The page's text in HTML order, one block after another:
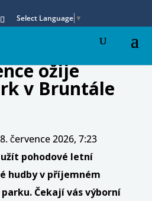
Select Language ▼
ožije
v Bruntále
8. července 2026, 7:23
pohodové letní
hudby v příjemném
Čekají vás výborní